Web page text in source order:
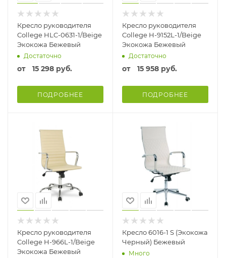
Кресло руководителя
College HLC-0631-1/Beige
Экокожа Бежевый
Достаточно
от 15 298 руб.
ПОДРОБНЕЕ
Кресло руководителя
College H-9152L-1/Beige
Экокожа Бежевый
Достаточно
от 15 958 руб.
ПОДРОБНЕЕ
Кресло руководителя
College H-966L-1/Beige
Экокожа Бежевый
Кресло 6016-1 S (Экокожа
Черный) Бежевый
Много